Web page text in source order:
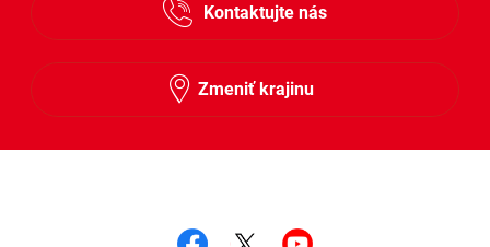
Kontaktujte nás
Zmeniť krajinu